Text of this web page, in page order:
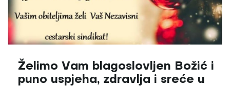
Želimo Vam blagoslovljen Božić i
puno uspjeha, zdravlja i sreće u